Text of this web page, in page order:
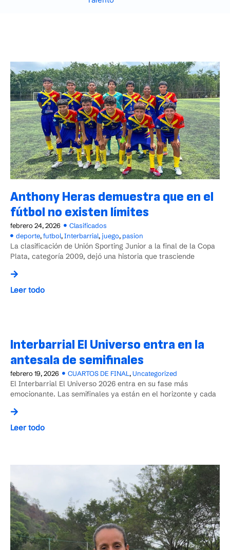
Anthony Heras demuestra que en el
fútbol no existen límites
febrero 24, 2026
Clasificados
deporte,futbol,Interbarrial, juego, pasion
La clasificación de Unión Sporting Junior a la final de la Copa
Plata, categoría 2009, dejó una historia que trasciende
Leer todo
Interbarrial El Universo entra en la
antesala de semifinales
febrero 19, 2026 CUARTOS DE FINAL,Uncategorized
El Interbarrial El Universo 2026 entra en su fase más
emocionante. Las semifinales ya están en el horizonte y cada
Leer todo